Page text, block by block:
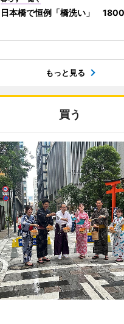
日本橋で恒例「橋洗い」 1800
もっと見る
買う